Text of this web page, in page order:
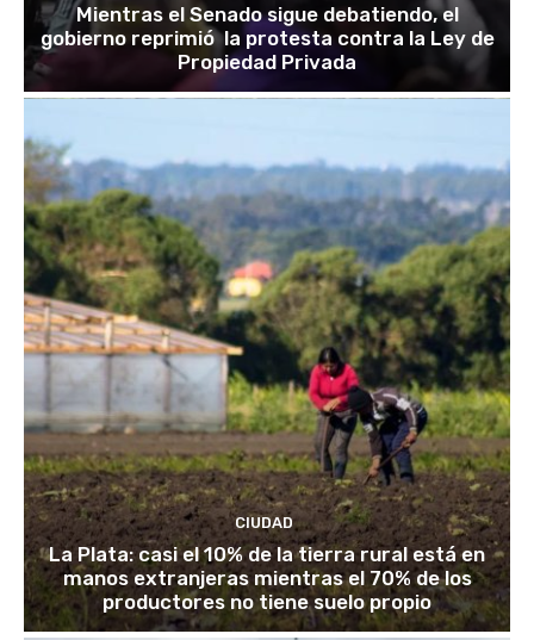
Mientras el Senado sigue debatiendo, el
gobierno reprimió la protesta contra la Ley de
Propiedad Privada
CIUDAD
La Plata: casi el 10% de la tierra rural está en
manos extranjeras mientras el 70% de los
productores no tiene suelo propio